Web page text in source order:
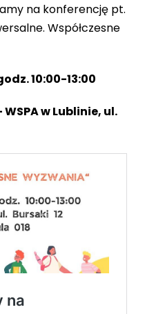
na konferencję pt.
Współczesne
10:00-13:00
WSPA w Lublinie, ul.